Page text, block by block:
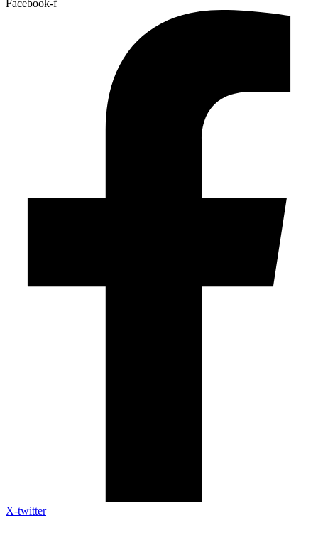
Facebook-f
X-twitter